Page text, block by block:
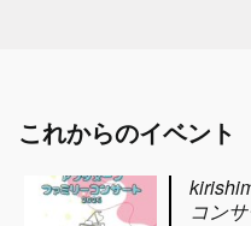
これからのイベント
コン